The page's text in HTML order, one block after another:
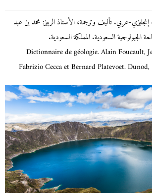
إنجليزي-عربي. تأليف وترجمة، الأستاذ الربيز: محمد بن عبد
الجيولوجية السعودية. المملكة السعودية.
Dictionnaire de géologie. Alain Foucault,
Fabrizio Cecca et Bernard Platevoet.